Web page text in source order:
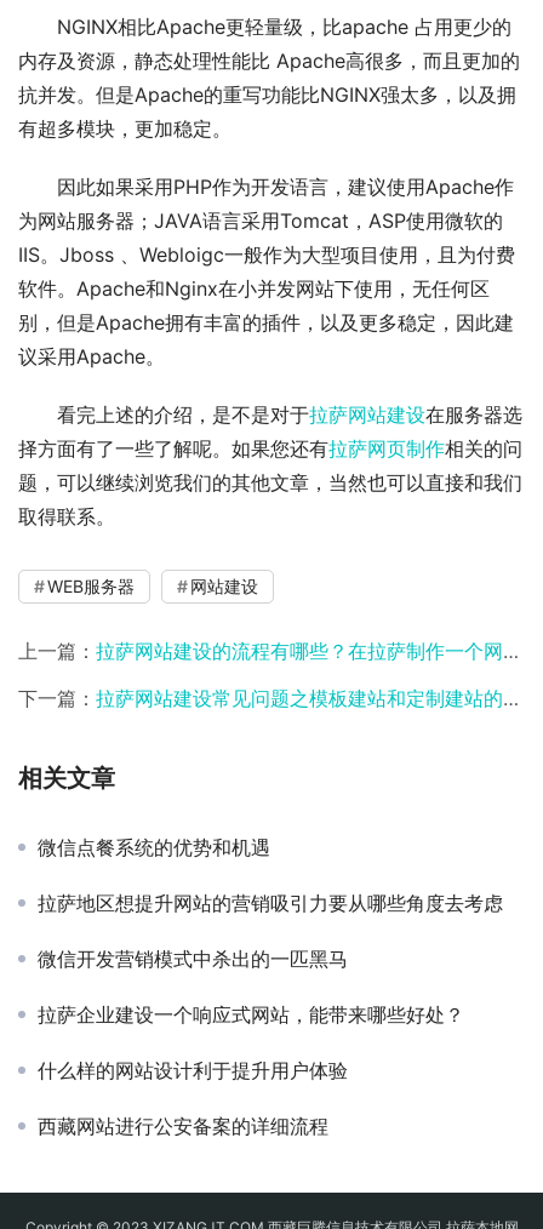
NGINX相比Apache更轻量级，比apache 占用更少的
内存及资源，静态处理性能比 Apache高很多，而且更加的
抗并发。但是Apache的重写功能比NGINX强太多，以及拥
有超多模块，更加稳定。
因此如果采用PHP作为开发语言，建议使用Apache作
为网站服务器；JAVA语言采用Tomcat，ASP使用微软的
IIS。Jboss 、Webloigc一般作为大型项目使用，且为付费
软件。Apache和Nginx在小并发网站下使用，无任何区
别，但是Apache拥有丰富的插件，以及更多稳定，因此建
议采用Apache。
看完上述的介绍，是不是对于拉萨网站建设在服务器选
择方面有了一些了解呢。如果您还有拉萨网页制作相关的问
题，可以继续浏览我们的其他文章，当然也可以直接和我们
取得联系。
WEB服务器 网站建设
上一篇： 拉萨网站建设的流程有哪些？在拉萨制作一个网页，有哪些步骤？
下一篇： 拉萨网站建设常见问题之模板建站和定制建站的对比
相关文章
微信点餐系统的优势和机遇
拉萨地区想提升网站的营销吸引力要从哪些角度去考虑
微信开发营销模式中杀出的一匹黑马
拉萨企业建设一个响应式网站，能带来哪些好处？
什么样的网站设计利于提升用户体验
西藏网站进行公安备案的详细流程